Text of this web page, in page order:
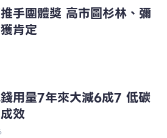
手團體獎 高市圖杉林、彌
肯定
用量7年來大減6成7 低碳
效